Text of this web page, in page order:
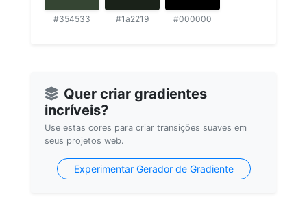
#354533 #1a2219 #000000
Quer criar gradientes
incríveis?
Use estas cores para criar transições suaves em
seus projetos web.
Experimentar Gerador de Gradiente